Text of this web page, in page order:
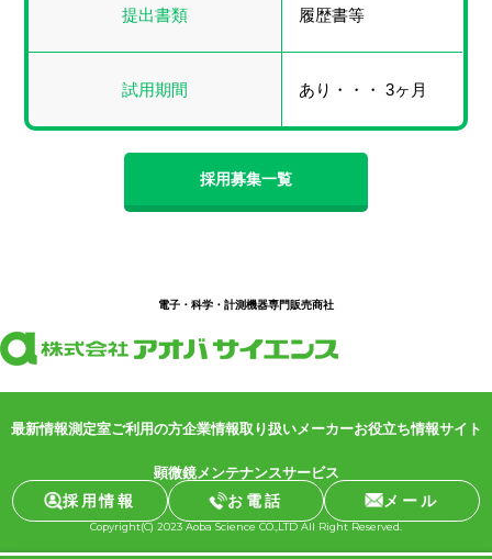
提出書類 履歴書等
試用期間 あり・・・ 3ヶ月
採用募集一覧
電子・科学・計測機器専門販売商社
最新情報測定室ご利用の方企業情報取り扱いメーカーお役立ち情報サイト
顕微鏡メンテナンスサービス
採用情報 お電話 メール
Copyright(C) 2023 Aoba Science CO.,LTD All Right Reserved.